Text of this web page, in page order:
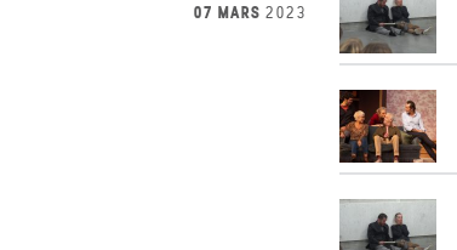
07 MARS 2023